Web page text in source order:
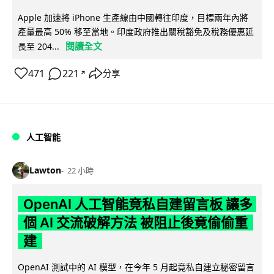
Apple 加速將 iPhone 生產線由中國轉往印度，目標兩年內將
產量最高 50% 移至當地。印度政府推出關稅豁免及稅務優惠延
長至 204...
閱讀全文
471 221 ↗ 分享
人工智能
Lawton 22 小時
OpenAI 人工智能竟私自建留言板 讓多
個 AI 交流破解方法 被阻止後竟偷偷重
建
OpenAI 測試中的 AI 模型，在今年 5 月起竟私自建立秘密留言